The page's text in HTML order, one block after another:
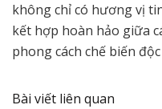
không chỉ có hương vị
kết hợp hoàn hảo giữa
phong cách chế biến
Bài viết liên quan